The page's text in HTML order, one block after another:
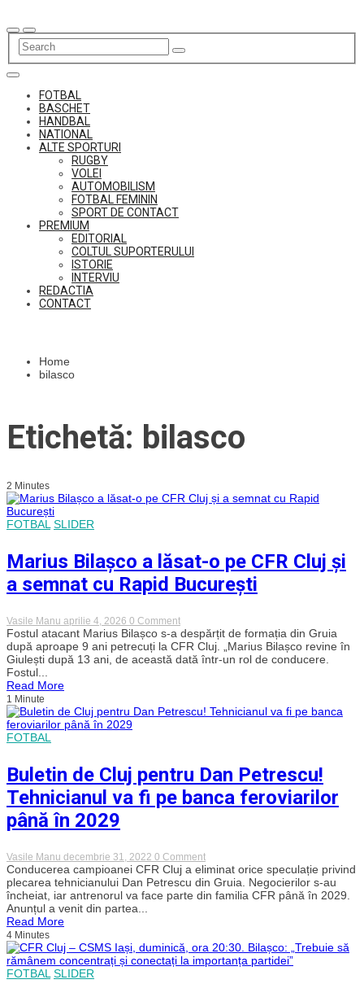
to
content
FOTBAL
BASCHET
HANDBAL
NATIONAL
ALTE SPORTURI
RUGBY
VOLEI
AUTOMOBILISM
FOTBAL FEMININ
SPORT DE CONTACT
PREMIUM
EDITORIAL
COLTUL SUPORTERULUI
ISTORIE
INTERVIU
REDACTIA
CONTACT
Home
bilasco
Etichetă: bilasco
2 Minutes
FOTBAL SLIDER
Marius Bilașco a lăsat-o pe CFR Cluj și
a semnat cu Rapid București
Vasile Manu aprilie 4, 2026 0 Commenton
Marius
Bilașco
a
lăsat-
Cluj
Rapid
București
Fostul atacant Marius Bilașco s-a despărțit de formația din Gruia
după aproape 9 ani petrecuți la CFR Cluj. „Marius Bilașco revine în
Giulești după 13 ani, de această dată într-un rol de conducere.
Fostul...
Read More
1 Minute
FOTBAL
Buletin de Cluj pentru Dan Petrescu!
Tehnicianul va fi pe banca feroviarilor
până în 2029
Vasile Manu decembrie 31, 2022 0 Commenton
Buletin
de
Cluj
pentru
va
fi
pe
Conducerea campioanei CFR Cluj a eliminat orice speculație privind
plecarea tehnicianului Dan Petrescu din Gruia. Negocierilor s-au
încheiat, iar antrenorul va face parte din familia CFR până în 2029.
Anunțul a venit din partea...
Read More
4 Minutes
FOTBAL SLIDER